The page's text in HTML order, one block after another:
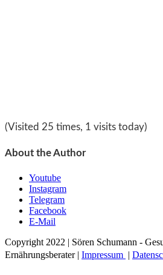
(Visited 25 times, 1 visits today)
About the Author
Youtube
Instagram
Telegram
Facebook
E-Mail
Copyright 2022 | Sören Schumann -
Ernährungsberater | Impressum |